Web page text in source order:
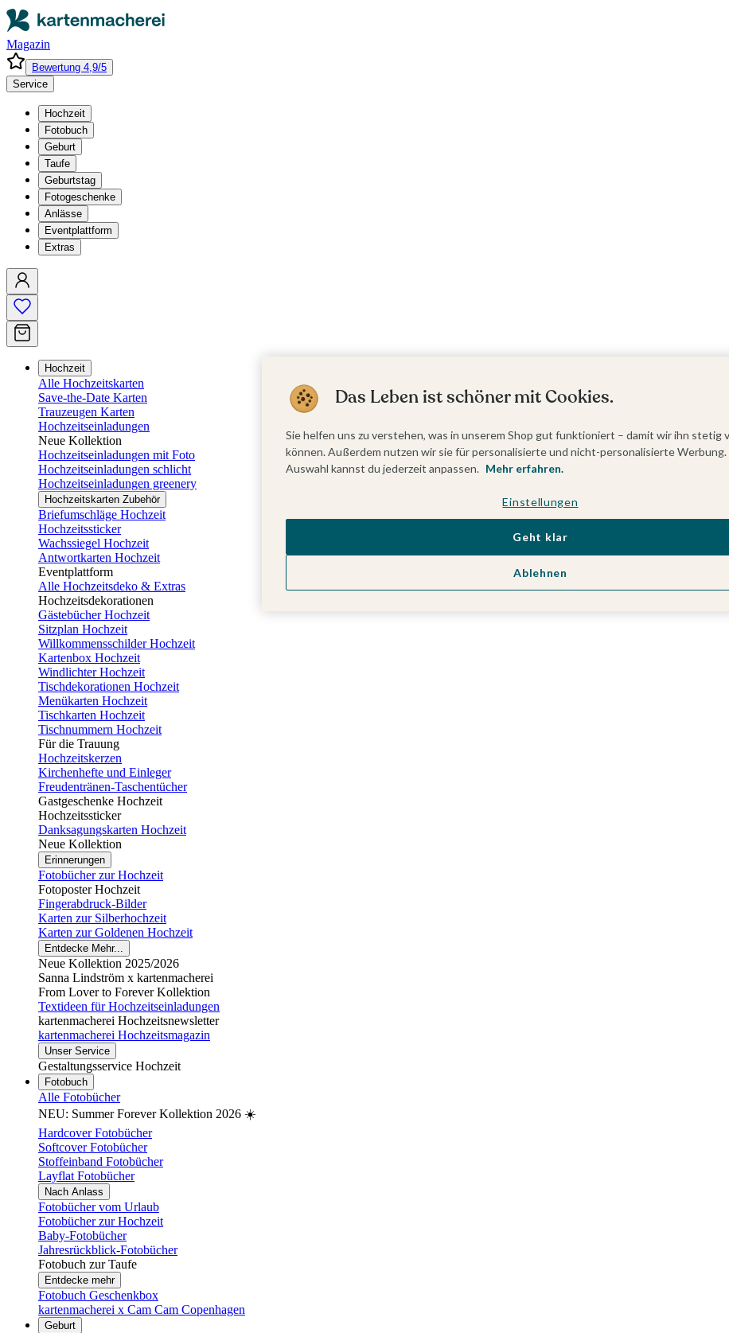
Magazin
Bewertung 4,9/5
Service
Hochzeit
Fotobuch
Geburt
Taufe
Geburtstag
Fotogeschenke
Anlässe
Eventplattform
Extras
Hochzeit
Alle Hochzeitskarten
Save-the-Date Karten
Trauzeugen Karten
Hochzeitseinladungen
Neue Kollektion
Hochzeitseinladungen mit Foto
Hochzeitseinladungen schlicht
Hochzeitseinladungen greenery
Hochzeitskarten Zubehör
Briefumschläge Hochzeit
Hochzeitssticker
Wachssiegel Hochzeit
Antwortkarten Hochzeit
Eventplattform
Alle Hochzeitsdeko & Extras
Hochzeitsdekorationen
Gästebücher Hochzeit
Sitzplan Hochzeit
Willkommensschilder Hochzeit
Kartenbox Hochzeit
Windlichter Hochzeit
Tischdekorationen Hochzeit
Menükarten Hochzeit
Tischkarten Hochzeit
Tischnummern Hochzeit
Für die Trauung
Hochzeitskerzen
Kirchenhefte und Einleger
Freudentränen-Taschentücher
Gastgeschenke Hochzeit
Hochzeitssticker
Danksagungskarten Hochzeit
Neue Kollektion
Erinnerungen
Fotobücher zur Hochzeit
Fotoposter Hochzeit
Fingerabdruck-Bilder
Karten zur Silberhochzeit
Karten zur Goldenen Hochzeit
Entdecke Mehr...
Neue Kollektion 2025/2026
Sanna Lindström x kartenmacherei
From Lover to Forever Kollektion
Textideen für Hochzeitseinladungen
kartenmacherei Hochzeitsnewsletter
kartenmacherei Hochzeitsmagazin
Unser Service
Gestaltungsservice Hochzeit
Fotobuch
Alle Fotobücher
NEU: Summer Forever Kollektion 2026 ☀️
Hardcover Fotobücher
Softcover Fotobücher
Stoffeinband Fotobücher
Layflat Fotobücher
Nach Anlass
Fotobücher vom Urlaub
Fotobücher zur Hochzeit
Baby-Fotobücher
Jahresrückblick-Fotobücher
Fotobuch zur Taufe
Entdecke mehr
Fotobuch Geschenkbox
kartenmacherei x Cam Cam Copenhagen
Geburt
Das Leben ist schöner mit Cookies.
Sie helfen uns zu verstehen, was in unserem Shop gut funktioniert – damit wir ihn stetig
können. Außerdem nutzen wir sie für personalisierte und nicht-personalisierte Werbung.
Auswahl kannst du jederzeit anpassen. Mehr erfahren.
Einstellungen
Ablehnen
Geht klar